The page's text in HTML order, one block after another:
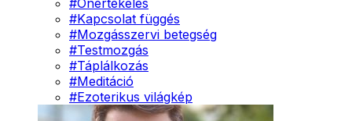
#Önértékelés
#Kapcsolat függés
#Mozgásszervi betegség
#Testmozgás
#Táplálkozás
#Meditáció
#Ezoterikus világkép